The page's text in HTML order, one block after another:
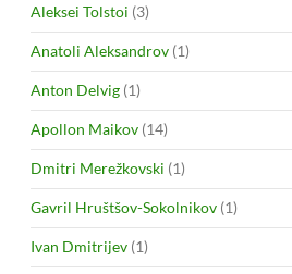
Aleksei Tolstoi (3)
Anatoli Aleksandrov (1)
Anton Delvig (1)
Apollon Maikov (14)
Dmitri Merežkovski (1)
Gavril Hruštšov-Sokolnikov (1)
Ivan Dmitrijev (1)